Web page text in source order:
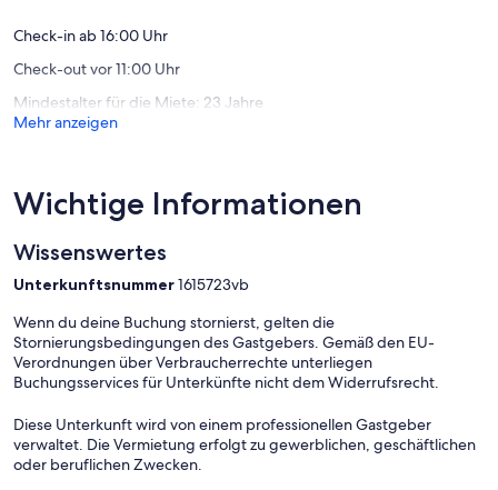
Check-in ab 16:00 Uhr
Check-out vor 11:00 Uhr
Mindestalter für die Miete: 23 Jahre
Mehr anzeigen
Wichtige Informationen
Wissenswertes
Unterkunftsnummer1615723vb
Wenn du deine Buchung stornierst, gelten die
Stornierungsbedingungen des Gastgebers. Gemäß den EU-
Verordnungen über Verbraucherrechte unterliegen
Buchungsservices für Unterkünfte nicht dem Widerrufsrecht.
Diese Unterkunft wird von einem professionellen Gastgeber
verwaltet. Die Vermietung erfolgt zu gewerblichen, geschäftlichen
oder beruflichen Zwecken.